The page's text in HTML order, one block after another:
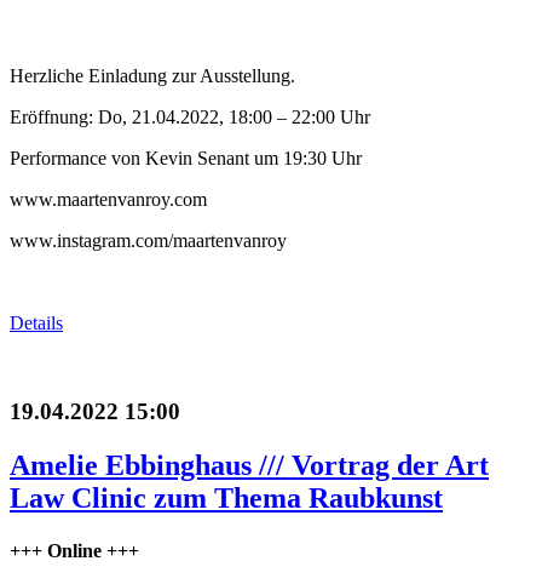
Herzliche Einladung zur Ausstellung.
Eröffnung: Do, 21.04.2022, 18:00 – 22:00 Uhr
Performance von Kevin Senant um 19:30 Uhr
www.maartenvanroy.com
www.instagram.com/maartenvanroy
Details
19.04.2022 15:00
Amelie Ebbinghaus /// Vortrag der Art
Law Clinic zum Thema Raubkunst
+++ Online +++